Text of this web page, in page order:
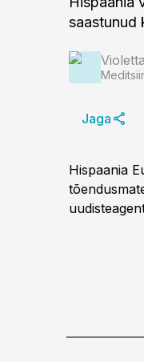
saastunud
Jaga
Hispaania